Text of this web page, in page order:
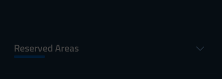
Reserved Areas